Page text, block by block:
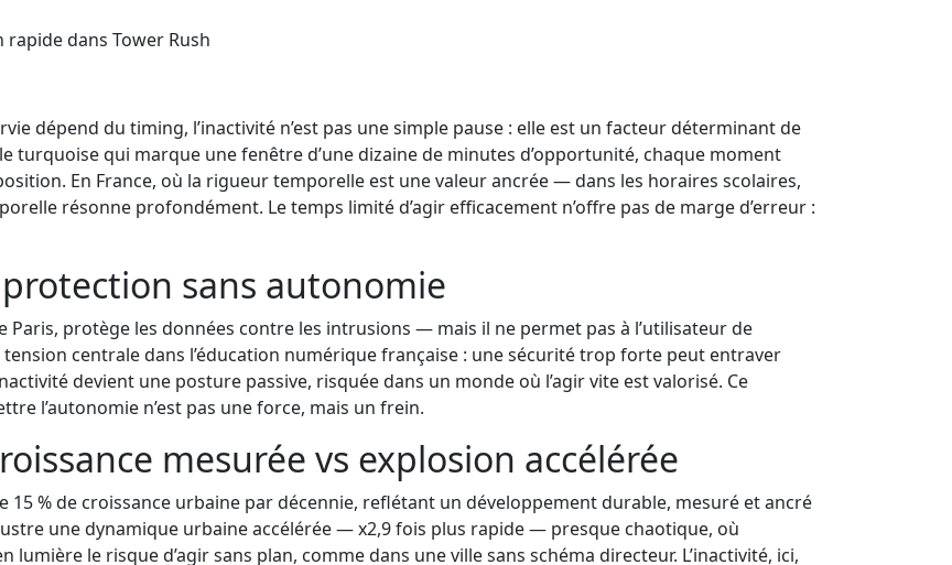
rapide dans Tower Rush
dépend du timing, l’inactivité n’est pas une simple pause : elle est un facteur déterminant de
turquoise qui marque une fenêtre d’une dizaine de minutes d’opportunité, chaque moment
En France, où la rigueur temporelle est une valeur ancrée — dans les horaires scolaires,
résonne profondément. Le temps limité d’agir efficacement n’offre pas de marge d’erreur :
sans autonomie
protège les données contre les intrusions — mais il ne permet pas à l’utilisateur de
centrale dans l’éducation numérique française : une sécurité trop forte peut entraver
devient une posture passive, risquée dans un monde où l’agir vite est valorisé. Ce
l’autonomie n’est pas une force, mais un frein.
mesurée vs explosion accélérée
15 % de croissance urbaine par décennie, reflétant un développement durable, mesuré et ancré
une dynamique urbaine accélérée — x2,9 fois plus rapide — presque chaotique, où
lumière le risque d’agir sans plan, comme dans une ville sans schéma directeur. L’inactivité, ici,